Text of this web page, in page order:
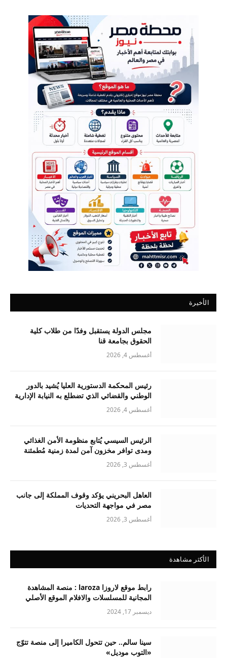
الأخيرة
مجلس الدولة يستقبل وفدًا من طلاب كلية
الحقوق بجامعة قنا
أغسطس 4, 2026
رئيس المحكمة الدستورية العليا يُشيد بالدور
الوطني والقضائي الذي تضطلع به النيابة الإدارية
أغسطس 4, 2026
الرئيس السيسي يُتابع منظومة الأمن الغذائي
ومدى توافر مخزون آمن لمدة زمنية مُطمئنة
أغسطس 3, 2026
العاهل البحريني يؤكد وقوف المملكة إلى جانب
مصر في مواجهة التحديات
أغسطس 3, 2026
الأكثر مشاهدة
رابط موقع لاروزا laroza : منصة المشاهدة
المجانية للمسلسلات والافلام الموقع الأصلي
ديسمبر 17, 2024
سينا سالم.. حين تتحول الكاميرا إلى منصة تتوّج
«التوب موديل»